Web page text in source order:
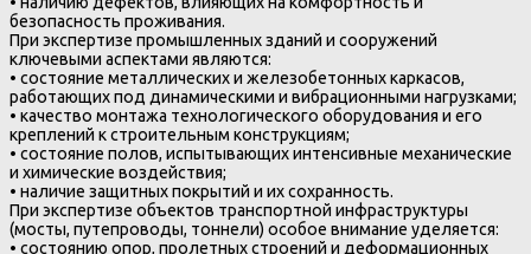
безопасность проживания.
При экспертизе промышленных зданий и сооружений
ключевыми аспектами являются:
• состояние металлических и железобетонных каркасов,
работающих под динамическими и вибрационными нагрузками;
• качество монтажа технологического оборудования и его
креплений к строительным конструкциям;
• состояние полов, испытывающих интенсивные механические
и химические воздействия;
• наличие защитных покрытий и их сохранность.
При экспертизе объектов транспортной инфраструктуры
(мосты, путепроводы, тоннели) особое внимание уделяется:
• состоянию опор, пролетных строений и деформационных